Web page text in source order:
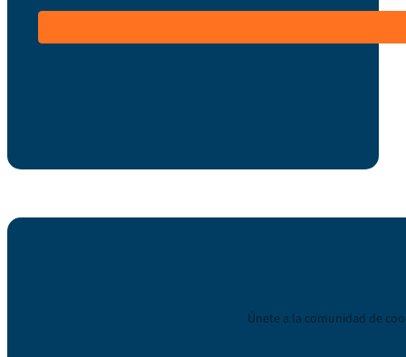
Únete a la comunidad de